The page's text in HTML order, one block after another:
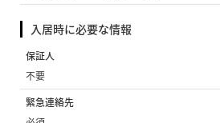
入居時に必要な情報
保証人
不要
緊急連絡先